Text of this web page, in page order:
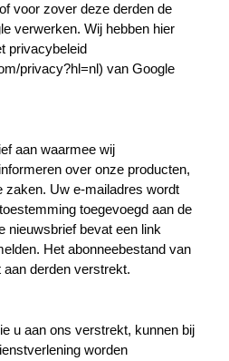
voor zover deze derden de
verwerken. Wij hebben hier
privacybeleid
privacy?hl=nl) van Google
aan waarmee wij
over onze producten,
zaken. Uw e-mailadres wordt
toegevoegd aan de
nieuwsbrief bevat een link
Het abonneebestand van
derden verstrekt.
u aan ons verstrekt, kunnen bij
worden